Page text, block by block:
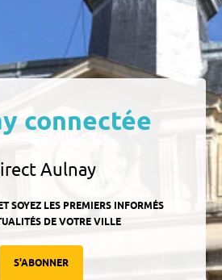
connectée
Aulnay
SOYEZ LES PREMIERS INFORMÉS
DE VOTRE VILLE
S'ABONNER